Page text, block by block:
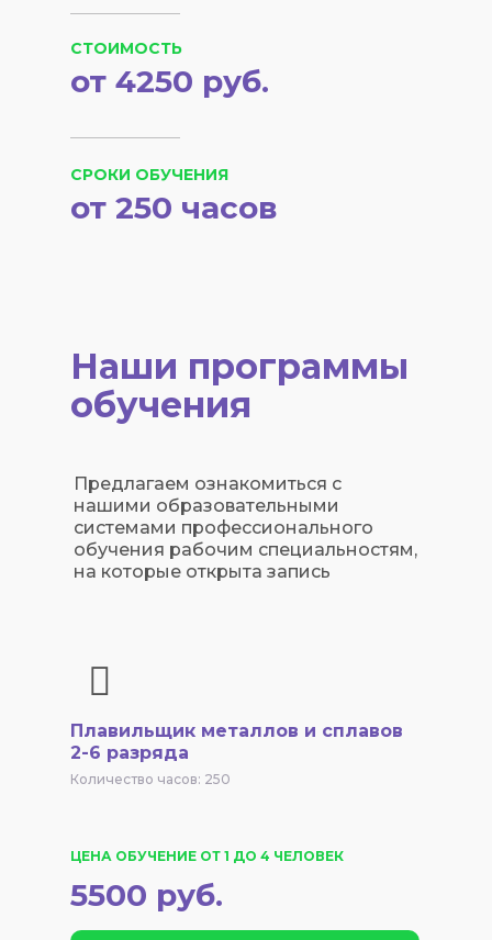
СРОКИ ОБУЧЕНИЯ
СТОИМОСТЬ
от 250 часов
от 4250 руб.
Наши программы
обучения
Предлагаем ознакомиться с
нашими образовательными
системами профессионального
обучения рабочим специальностям,
на которые открыта запись
Плавильщик металлов и сплавов
2-6 разряда
Количество часов: 250
ЦЕНА ОБУЧЕНИЕ ОТ 1 ДО 4 ЧЕЛОВЕК
5500 руб.